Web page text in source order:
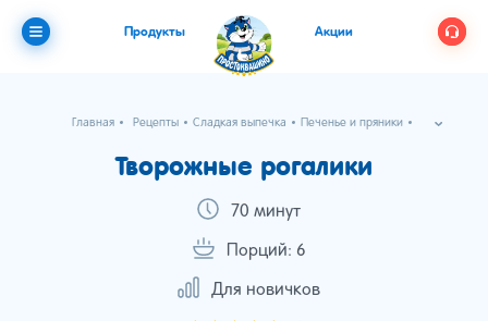
Продукты Акции
Главная Рецепты Сладкая выпечка
Печенье и пряники
Творожные рогалики
70 минут
Порций: 6
Для новичков